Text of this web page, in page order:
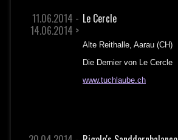
11.06.2014 -
14.06.2014 >
Le Cercle
Alte Reithalle, Aarau (CH)
Die Dernier von Le Cercle
www.tuchlaube.ch